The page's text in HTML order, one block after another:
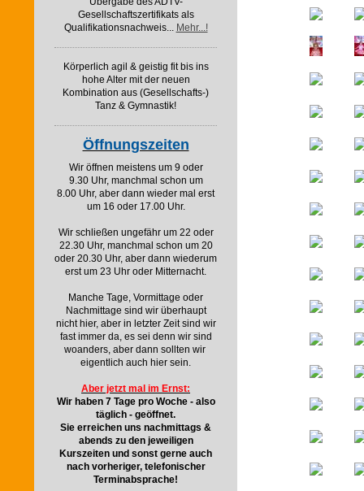
Gesellschaftszertifikats als
Qualifikationsnachweis... Mehr...!
Körperlich agil & geistig fit bis ins
hohe Alter mit der neuen
Kombination aus (Gesellschafts-)
Tanz & Gymnastik!
Öffnungszeiten
Wir öffnen meistens um 9 oder
9.30 Uhr, manchmal schon um
8.00 Uhr, aber dann wieder mal erst
um 16 oder 17.00 Uhr.
Wir schließen ungefähr um 22 oder
22.30 Uhr, manchmal schon um 20
oder 20.30 Uhr, aber dann wiederum
erst um 23 Uhr oder Mitternacht.
Manche Tage, Vormittage oder
Nachmittage sind wir überhaupt
nicht hier, aber in letzter Zeit sind wir
fast immer da, es sei denn wir sind
woanders, aber dann sollten wir
eigentlich auch hier sein.
Aber jetzt mal im Ernst:
Wir haben 7 Tage pro Woche - also
täglich - geöffnet.
Sie erreichen uns nachmittags &
abends zu den jeweiligen
Kurszeiten und sonst gerne auch
nach vorheriger, telefonischer
Terminabsprache!